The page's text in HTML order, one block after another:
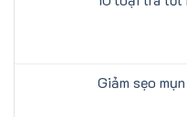
Giảm sẹo